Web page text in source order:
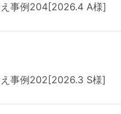
事例204[2026.4 A様]
事例202[2026.3 S様]